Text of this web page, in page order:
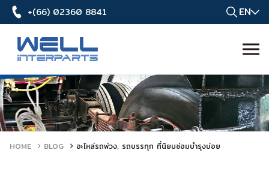
+(66) 02360 8841 EN
HOME BLOG อะไหล่รถพ่วง, รถบรรทุก ที่นิยมซ่อมบำรุงบ่อย